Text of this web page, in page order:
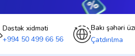
Dəstək xidməti
+994 50 499 66 56
Bakı şəhəri
Çatdırılma